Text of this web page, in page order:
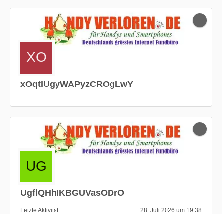
xOqtIUgyWAPyzCROgLwY
UgflQHhIKBGUVasODrO
Letzte Aktivität 28. Juli 2026 um 19:38